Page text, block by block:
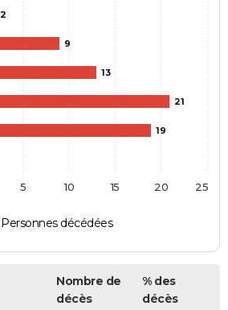
2
9
13
21
19
Personnes décédées
5 10 15 20 25
Nombre de
décès
% des
décès